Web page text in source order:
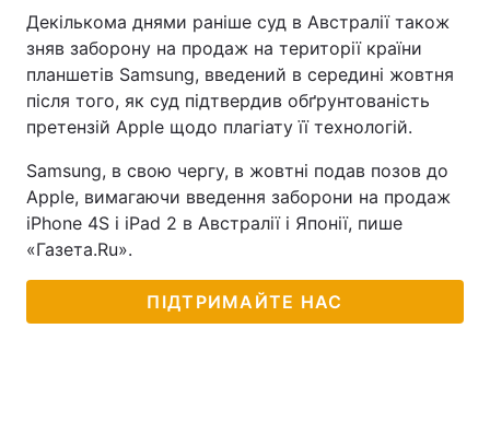
Декількома днями раніше суд в Австралії також
зняв заборону на продаж на території країни
планшетів Samsung, введений в середині жовтня
після того, як суд підтвердив обґрунтованість
претензій Apple щодо плагіату її технологій.
Samsung, в свою чергу, в жовтні подав позов до
Apple, вимагаючи введення заборони на продаж
iPhone 4S і iPad 2 в Австралії і Японії, пише
«Газета.Ru».
ПІДТРИМАЙТЕ НАС